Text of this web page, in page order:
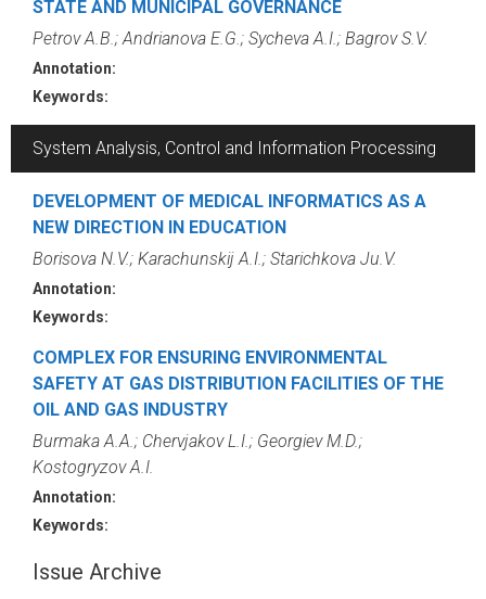
STATE AND MUNICIPAL GOVERNANCE
Petrov A.B.; Andrianova E.G.; Sycheva A.I.; Bagrov S.V.
Annotation:
Keywords:
System Analysis, Control and Information Processing
DEVELOPMENT OF MEDICAL INFORMATICS AS A
NEW DIRECTION IN EDUCATION
Borisova N.V.; Karachunskij A.I.; Starichkova Ju.V.
Annotation:
Keywords:
COMPLEX FOR ENSURING ENVIRONMENTAL
SAFETY AT GAS DISTRIBUTION FACILITIES OF THE
OIL AND GAS INDUSTRY
Burmaka A.A.; Chervjakov L.I.; Georgiev M.D.;
Kostogryzov A.I.
Annotation:
Keywords:
Issue Archive